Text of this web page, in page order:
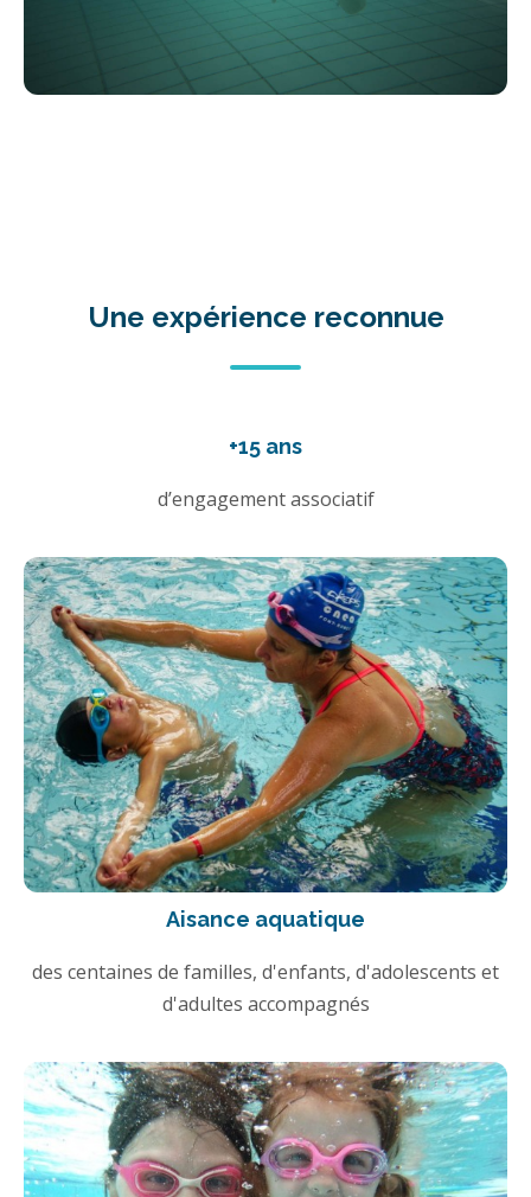
Une expérience reconnue
+15 ans
d’engagement associatif
Aisance aquatique
des centaines de familles, d'enfants, d'adolescents et
d'adultes accompagnés